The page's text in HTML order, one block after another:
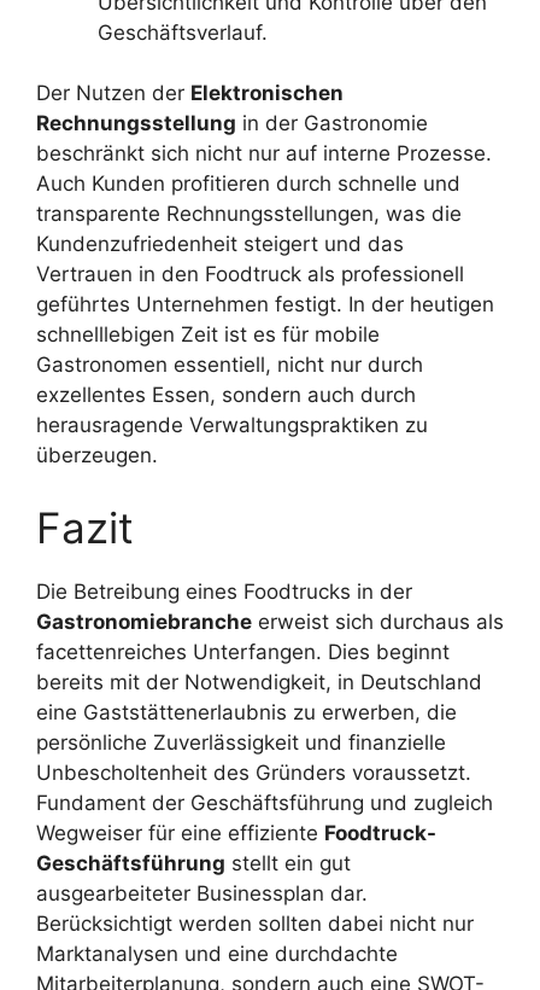
Geschäftsverlauf.
Der Nutzen der Elektronischen
Rechnungsstellung in der Gastronomie
beschränkt sich nicht nur auf interne Prozesse.
Auch Kunden profitieren durch schnelle und
transparente Rechnungsstellungen, was die
Kundenzufriedenheit steigert und das
Vertrauen in den Foodtruck als professionell
geführtes Unternehmen festigt. In der heutigen
schnelllebigen Zeit ist es für mobile
Gastronomen essentiell, nicht nur durch
exzellentes Essen, sondern auch durch
herausragende Verwaltungspraktiken zu
überzeugen.
Fazit
Die Betreibung eines Foodtrucks in der
Gastronomiebranche erweist sich durchaus als
facettenreiches Unterfangen. Dies beginnt
bereits mit der Notwendigkeit, in Deutschland
eine Gaststättenerlaubnis zu erwerben, die
persönliche Zuverlässigkeit und finanzielle
Unbescholtenheit des Gründers voraussetzt.
Fundament der Geschäftsführung und zugleich
Wegweiser für eine effiziente Foodtruck-
Geschäftsführung stellt ein gut
ausgearbeiteter Businessplan dar.
Berücksichtigt werden sollten dabei nicht nur
Marktanalysen und eine durchdachte
Mitarbeiterplanung, sondern auch eine SWOT-